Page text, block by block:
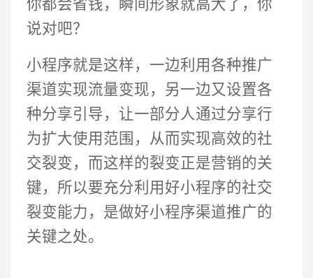
你都会省钱，瞬间形象就高大了，你
说对吧？
小程序就是这样，一边利用各种推广
渠道实现流量变现，另一边又设置各
种分享引导，让一部分人通过分享行
为扩大使用范围，从而实现高效的社
交裂变，而这样的裂变正是营销的关
键，所以要充分利用好小程序的社交
裂变能力，是做好小程序渠道推广的
关键之处。